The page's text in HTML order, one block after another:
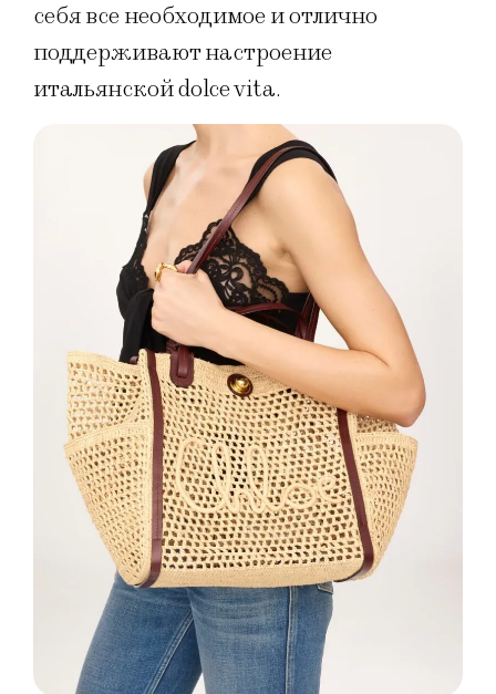
себя все необходимое и отлично
поддерживают настроение
итальянской dolce vita.